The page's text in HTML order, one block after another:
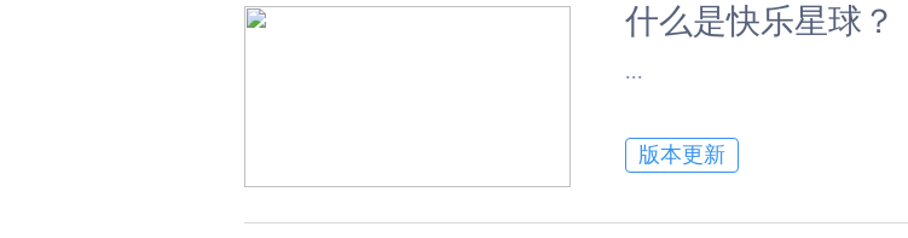
什么是快乐星球？
​...
版本更新